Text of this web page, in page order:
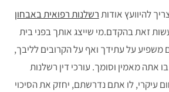
להיוועץ אודותרשלנות רפואית באבחון
זאת בהקדם.מי שייצג אותך בפני בית
על עתידך ואף על הקרובים לליבך,
אתה מאמין וסומך. עורכי דין רשלנות
עיקרי, לו אתם נדרשתם, יחזק את הסיכוי